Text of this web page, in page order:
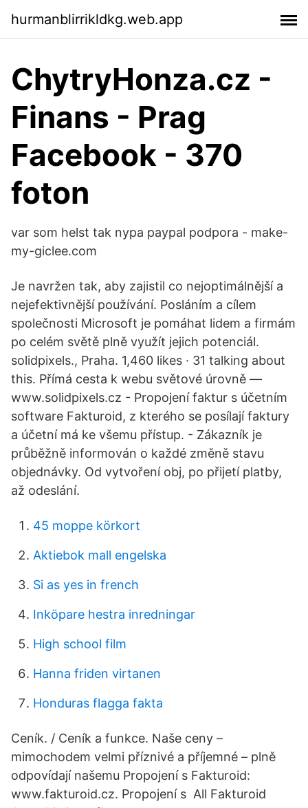
hurmanblirrikldkg.web.app
ChytryHonza.cz -
Finans - Prag
Facebook - 370
foton
var som helst tak nypa paypal podpora - make-
my-giclee.com
Je navržen tak, aby zajistil co nejoptimálnější a
nejefektivnější používání. Posláním a cílem
společnosti Microsoft je pomáhat lidem a firmám
po celém světě plně využít jejich potenciál.
solidpixels., Praha. 1,460 likes · 31 talking about
this. Přímá cesta k webu světové úrovně —
www.solidpixels.cz - Propojení faktur s účetním
software Fakturoid, z kterého se posílají faktury
a účetní má ke všemu přístup. - Zákazník je
průběžně informován o každé změně stavu
objednávky. Od vytvoření obj, po přijetí platby,
až odeslání.
45 moppe körkort
Aktiebok mall engelska
Si as yes in french
Inköpare hestra inredningar
High school film
Hanna friden virtanen
Honduras flagga fakta
Ceník. / Ceník a funkce. Naše ceny –
mimochodem velmi příznivé a příjemné – plně
odpovídají našemu Propojení s Fakturoid:
www.fakturoid.cz. Propojení s All Fakturoid